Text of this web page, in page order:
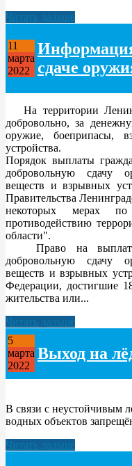
Читать дальше
11
марта
2022
сдаче
На территории
добровольно, за
оружие, боеприпасы,
устройства.
Порядок выплаты
добровольную сдачу
веществ и взрывных
Правительства
некоторых мерах
противодействию
области".
Право на выплату
добровольную сдачу
веществ и взрывных
Федерации, достигшие
жительства или...
Читать дальше
5
марта
2022
Выход на
В связи с неустойчивым
водных объектов
Читать дальше